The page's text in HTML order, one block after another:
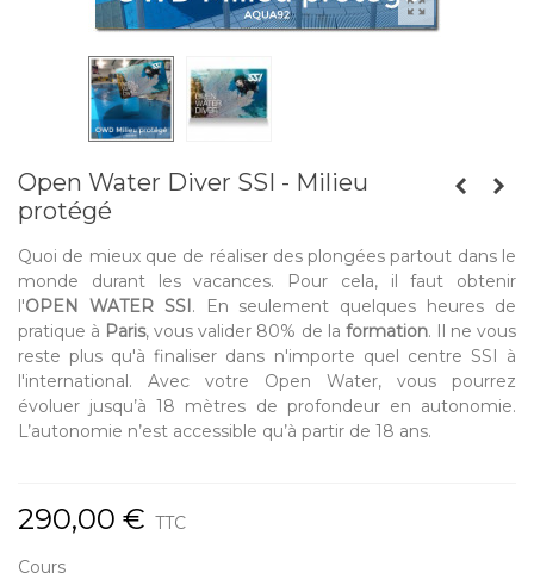
Open Water Diver SSI - Milieu
protégé
Quoi de mieux que de réaliser des plongées partout dans le
monde durant les vacances. Pour cela, il faut obtenir
l'OPEN WATER SSI. En seulement quelques heures de
pratique à Paris, vous valider 80% de la formation. Il ne vous
reste plus qu'à finaliser dans n'importe quel centre SSI à
l'international. Avec votre Open Water, vous pourrez
évoluer jusqu’à 18 mètres de profondeur en autonomie.
L’autonomie n’est accessible qu’à partir de 18 ans.
290,00 € TTC
Cours